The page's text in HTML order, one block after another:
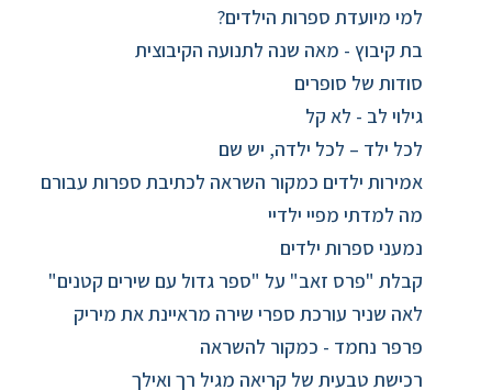
למי מיועדת ספרות הילדים?
בת קיבוץ - מאה שנה לתנועה הקיבוצית
סודות של סופרים
גילוי לב - לא קל
לכל ילד – לכל ילדה, יש שם
אמירות ילדים כמקור השראה לכתיבת ספרות עבורם
מה למדתי מפיי ילדיי
נמעני ספרות ילדים
קבלת "פרס זאב" על "ספר גדול עם שירים קטנים"
לאה שניר עורכת ספרי שירה מראיינת את מיריק
פרפר נחמד - כמקור להשראה
רכישת טבעית של קריאה מגיל רך ואילך